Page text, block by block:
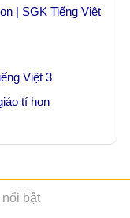
| SGK Tiếng Việt
Việt 3
tí hon
bật